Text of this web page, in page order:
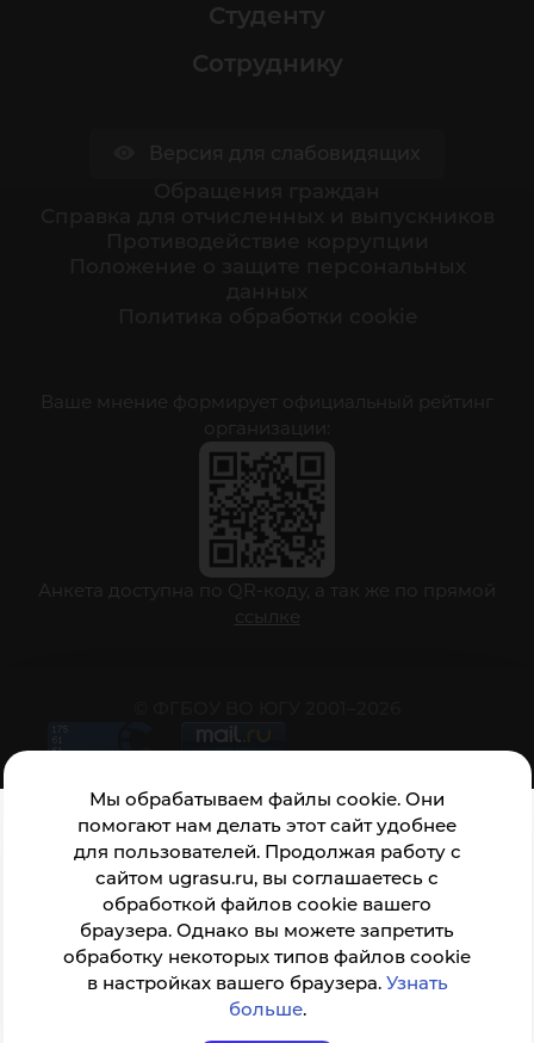
Мы обрабатываем файлы cookie. Они
помогают нам делать этот сайт удобнее
для пользователей. Продолжая работу с
сайтом ugrasu.ru, вы соглашаетесь с
обработкой файлов cookie вашего
браузера. Однако вы можете запретить
обработку некоторых типов файлов cookie
в настройках вашего браузера. Узнать
больше.
Студенту
Сотруднику
Ваше мнение формирует официальный рейтинг
организации:
Анкета доступна по QR-коду, а так же по прямой
ссылке